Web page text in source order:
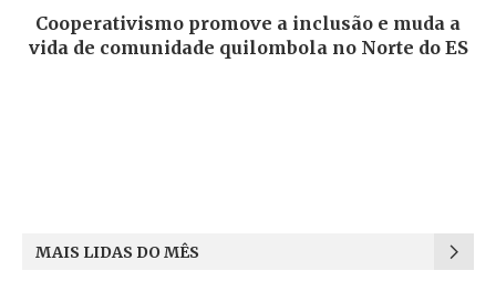
Cooperativismo promove a inclusão e muda a
vida de comunidade quilombola no Norte do ES
MAIS LIDAS DO MÊS